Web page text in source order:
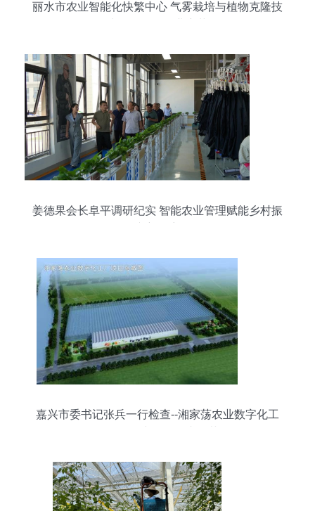
丽水市农业智能化快繁中心 气雾栽培与植物克隆技
姜德果会长阜平调研纪实 智能农业管理赋能乡村振
嘉兴市委书记张兵一行检查--湘家荡农业数字化工